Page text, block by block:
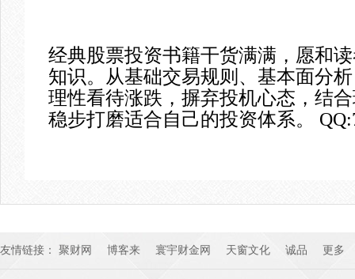
经典股票投资书籍干货满满，愿和
知识。从基础交易规则、基本面分
理性看待涨跌，摒弃投机心态，结
稳步打磨适合自己的投资体系。
友情链接： 聚财网 博客来 寰宇财金网 天窗文化 诚品 更多